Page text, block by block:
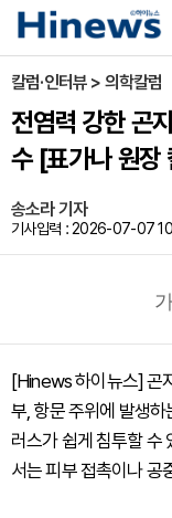
칼럼·인터뷰 > 의학칼럼
전염력 강한 곤
수 [표가나 원장
송소라 기자
기사입력 : 2026-07-07
[Hinews 하이뉴스] 곤
부, 항문 주위에 발생하
러스가 쉽게 침투할 수
서는 피부 접촉이나 공